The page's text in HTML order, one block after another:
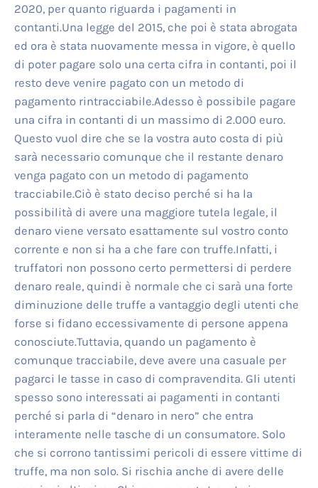
2020, per quanto riguarda i pagamenti in
contanti.Una legge del 2015, che poi è stata abrogata
ed ora è stata nuovamente messa in vigore, è quello
di poter pagare solo una certa cifra in contanti, poi il
resto deve venire pagato con un metodo di
pagamento rintracciabile.Adesso è possibile pagare
una cifra in contanti di un massimo di 2.000 euro.
Questo vuol dire che se la vostra auto costa di più
sarà necessario comunque che il restante denaro
venga pagato con un metodo di pagamento
tracciabile.Ciò è stato deciso perché si ha la
possibilità di avere una maggiore tutela legale, il
denaro viene versato esattamente sul vostro conto
corrente e non si ha a che fare con truffe.Infatti, i
truffatori non possono certo permettersi di perdere
denaro reale, quindi è normale che ci sarà una forte
diminuzione delle truffe a vantaggio degli utenti che
forse si fidano eccessivamente di persone appena
conosciute.Tuttavia, quando un pagamento è
comunque tracciabile, deve avere una casuale per
pagarci le tasse in caso di compravendita. Gli utenti
spesso sono interessati ai pagamenti in contanti
perché si parla di “denaro in nero” che entra
interamente nelle tasche di un consumatore. Solo
che si corrono tantissimi pericoli di essere vittime di
truffe, ma non solo. Si rischia anche di avere delle